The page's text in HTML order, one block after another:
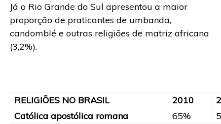
Já o Rio Grande do Sul apresentou a maior
proporção de praticantes de umbanda,
candomblé e outras religiões de matriz africana
(3,2%).
RELIGIÕES NO BRASIL 2010
Católica apostólica romana
65%